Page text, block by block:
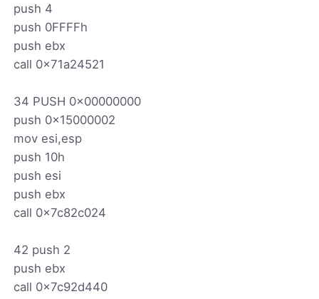
push 4
push 0FFFFh
push ebx
call 0x71a24521
34 PUSH 0x00000000
push 0x15000002
mov esi,esp
push 10h
push esi
push ebx
call 0x7c82c024
42 push 2
push ebx
call 0x7c92d440